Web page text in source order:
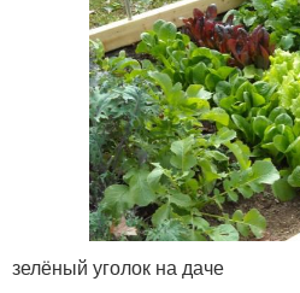
зелёный уголок на даче